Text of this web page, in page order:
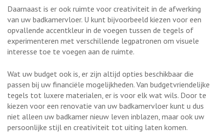
Daarnaast is er ook ruimte voor creativiteit in de afwerking
van uw badkamervloer. U kunt bijvoorbeeld kiezen voor een
opvallende accentkleur in de voegen tussen de tegels of
experimenteren met verschillende legpatronen om visuele
interesse toe te voegen aan de ruimte.
Wat uw budget ook is, er zijn altijd opties beschikbaar die
passen bij uw financiële mogelijkheden. Van budgetvriendelijke
tegels tot luxere materialen, er is voor elk wat wils. Door te
kiezen voor een renovatie van uw badkamervloer kunt u dus
niet alleen uw badkamer nieuw leven inblazen, maar ook uw
persoonlijke stijl en creativiteit tot uiting laten komen.